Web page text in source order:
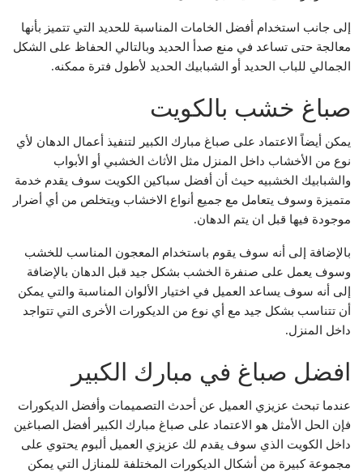
إلى جانب استخدام أفضل الخامات المناسبة للحديد التي تتميز بأنها
معالجة حتى تساعد في منع صدأ الحديد وبالتالي الحفاظ على الشكل
الجمالي للباب الحديد أو الشبابيك الحديد لأطول فترة ممكنه.
صباغ خشب بالكويت
يمكن أيضاً الاعتماد على صباغ مبارك الكبير لتنفيذ أعمال الدهان لأي
نوع من الأخشاب داخل المنزل مثل الأثاث الخشبي أو الأبواب
والشبابيك الخشبيه حيث أن أفضل سباكين الكويت سوف يقدم خدمة
متميزة وسوف يتعامل مع جميع أنواع الاخشاب ويتخلص من أي أضرار
موجودة فيها قبل ان يتم الدهان.
بالإضافة إلى أنه سوف يقوم باستخدام المعجون المناسب للخشب
وسوف يعمل على صنفرة الخشب بشكل جيد قبل الدهان بالإضافة
إلى أنه سوف يساعد العميل في اختيار الألوان المناسبة والتي يمكن
أن تتناسب بشكل جيد مع أي نوع من الديكورات الأخرى التي تتواجد
داخل المنزل.
افضل صباغ في مبارك الكبير
عندما تبحث عزيزي العميل عن أحدث التصميمات وأفضل الديكورات
فإن الحل الأمثل هو الاعتماد على صباغ مبارك الكبير أفضل الصباغين
داخل الكويت الذي سوف يقدم لك عزيزي العميل ألبوم يحتوي على
مجموعة كبيرة من أشكال الديكورات المختلفة للمنازل التي يمكن